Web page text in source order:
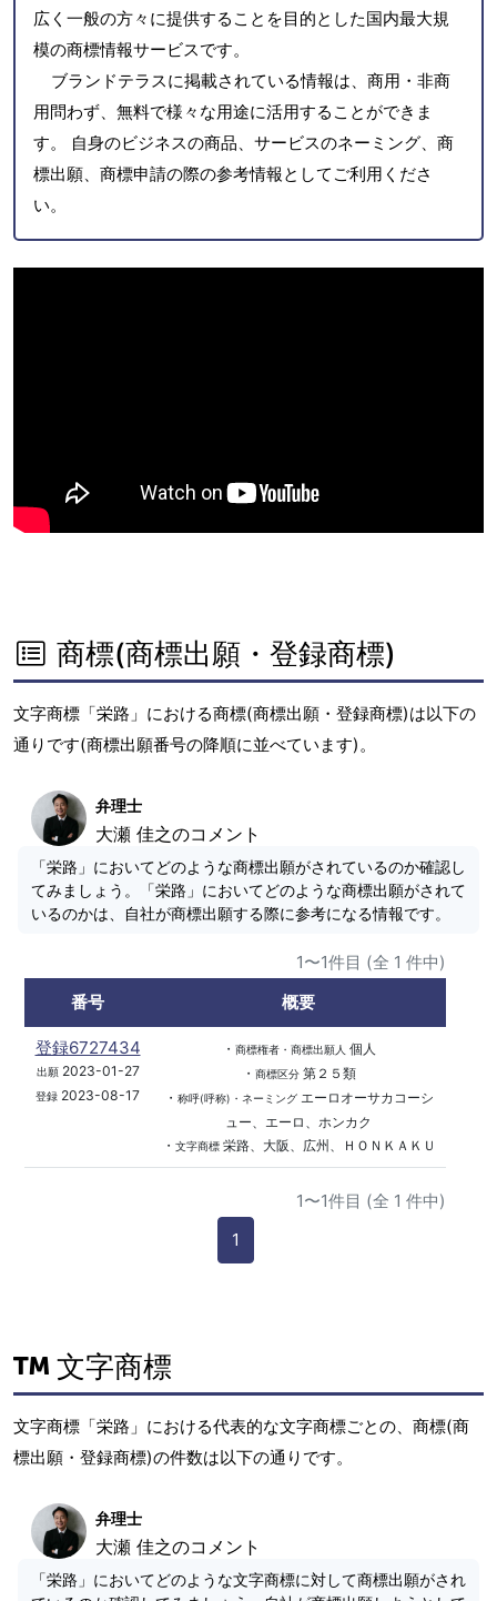
広く一般の方々に提供することを目的とした国内最大規
模の商標情報サービスです。
ブランドテラスに掲載されている情報は、商用・非商
用問わず、無料で様々な用途に活用することができま
す。 自身のビジネスの商品、サービスのネーミング、商
標出願、商標申請の際の参考情報としてご利用くださ
い。
商標(商標出願・登録商標)
文字商標「栄路」における商標(商標出願・登録商標)は以下の
通りです(商標出願番号の降順に並べています)。
弁理士
大瀬 佳之のコメント
「栄路」においてどのような商標出願がされているのか確認し
てみましょう。「栄路」においてどのような商標出願がされて
いるのかは、自社が商標出願する際に参考になる情報です。
1〜1件目 (全 1 件中)
番号
概要
登録6727434
出願2023-01-27
登録 2023-08-17
・ 商標権者・商標出願人 個人
・ 商標区分第２５類
・ 称呼(呼称)・ネーミングエーロオーサカコーシ
ュー、エーロ、ホンカク
・ 文字商標栄路、大阪、広州、ＨＯＮＫＡＫＵ
1〜1件目 (全 1 件中)
1
文字商標
文字商標「栄路」における代表的な文字商標ごとの、商標(商
標出願・登録商標)の件数は以下の通りです。
弁理士
大瀬 佳之のコメント
「栄路」においてどのような文字商標に対して商標出願がされ